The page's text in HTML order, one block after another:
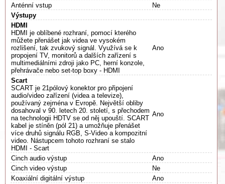
Anténní vstup
Ne
Výstupy
HDMI
HDMI je oblíbené rozhraní, pomocí kterého
můžete přenášet jak videa ve vysokém
rozlišení, tak zvukový signál. Využívá se k
propojení TV, monitorů a dalších zařízení s
multimediálními zdroji jako PC, herní konzole,
přehrávače nebo set-top boxy - HDMI
Ano
Scart
SCART je 21pólový konektor pro připojení
audio/video zařízení (videa a televize),
používaný zejména v Evropě. Největší obliby
dosahoval v 90. letech 20. století, s přechodem
na technologii HDTV se od něj upouští. SCART
kabel je stíněn (pól 21) a umožňuje přenášet
více druhů signálu RGB, S-Video a kompozitní
video. Nástupcem tohoto rozhraní se stalo
HDMI - Scart
Ano
Cinch audio výstup
Ano
Cinch video výstup
Ne
Koaxiální digitální výstup
Ano